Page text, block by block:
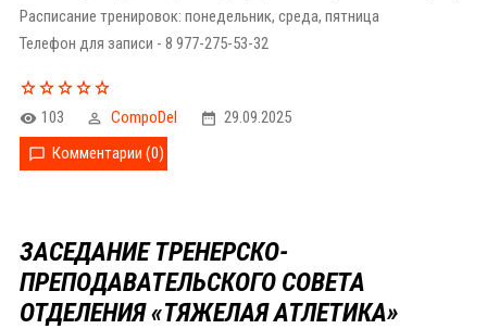
Расписание тренировок: понедельник, среда, пятница
Телефон для записи - 8 977-275-53-32
103 CompoDel
29.09.2025
Комментарии (0)
ЗАСЕДАНИЕ ТРЕНЕРСКО-
ПРЕПОДАВАТЕЛЬСКОГО СОВЕТА
ОТДЕЛЕНИЯ «ТЯЖЕЛАЯ АТЛЕТИКА»